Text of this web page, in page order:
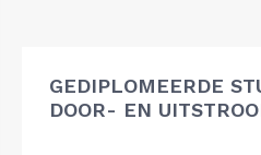
GEDIPLOMEERDE
DOOR- EN